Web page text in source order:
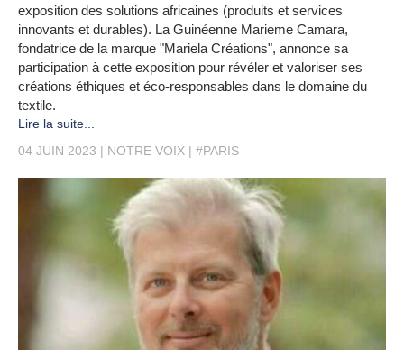
exposition des solutions africaines (produits et services
innovants et durables). La Guinéenne Marieme Camara,
fondatrice de la marque "Mariela Créations", annonce sa
participation à cette exposition pour révéler et valoriser ses
créations éthiques et éco-responsables dans le domaine du
textile.
Lire la suite...
04 JUIN 2023
NOTRE VOIX #PARIS